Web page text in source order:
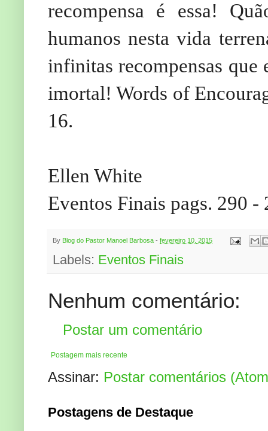
recompensa é essa!
humanos nesta vida
infinitas recompensas que
imortal! Words of
16.
Ellen White
Eventos Finais pags. 290 -
By Blog do Pastor Manoel Barbosa - fevereiro 10, 2015
Labels: Eventos Finais
Nenhum comentário:
Postar um comentário
Postagem mais recente
Assinar: Postar comentários
Postagens de Destaque